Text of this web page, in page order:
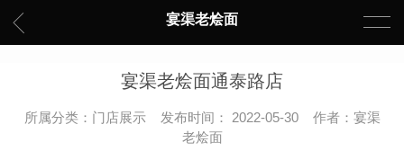
宴渠老烩面
宴渠老烩面通泰路店
所属分类：门店展示 发布时间： 2022-05-30 作者：宴渠
老烩面